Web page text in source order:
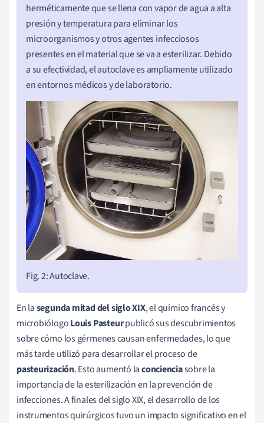
herméticamente que se llena con vapor de agua a alta
presión y temperatura para eliminar los
microorganismos y otros agentes infecciosos
presentes en el material que se va a esterilizar. Debido
a su efectividad, el autoclave es ampliamente utilizado
en entornos médicos y de laboratorio.
Fig. 2: Autoclave.
En lasegunda mitad del siglo XIX, el químico francés y
microbiólogoLouis Pasteurpublicó sus descubrimientos
sobre cómo los gérmenes causan enfermedades, lo que
más tarde utilizó para desarrollar el proceso de
pasteurización. Esto aumentó laconcienciasobre la
importancia de la esterilización en la prevención de
infecciones. A finales del siglo XIX, el desarrollo de los
instrumentos quirúrgicos tuvo un impacto significativo en el